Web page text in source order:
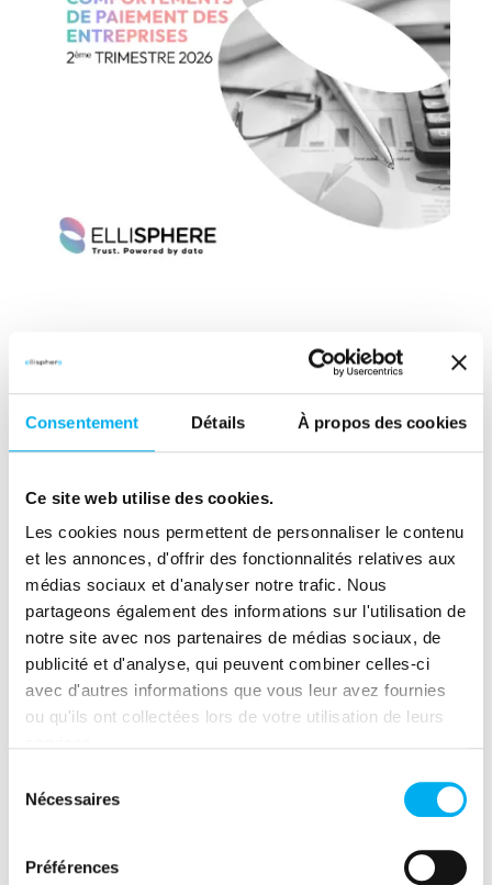
Consentement Détails À propos des cookies
Ce site web utilise des cookies.
Les cookies nous permettent de personnaliser le contenu
et les annonces, d'offrir des fonctionnalités relatives aux
médias sociaux et d'analyser notre trafic. Nous
partageons également des informations sur l'utilisation de
notre site avec nos partenaires de médias sociaux, de
publicité et d'analyse, qui peuvent combiner celles-ci
avec d'autres informations que vous leur avez fournies
ou qu'ils ont collectées lors de votre utilisation de leurs
Nécessaires
Préférences
Partager cette ressource
(nouvelle fenêtre)
(nouvelle fenêtre)
(nouvelle fenêtre)
(nouvelle fenêtre)
(nouvelle fenêtre)
(nouvelle fenêtre)
(nouvelle
Mickael Delaporte